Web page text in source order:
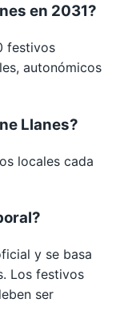
en 2031?
festivos
autonómicos
Llanes?
locales cada
y se basa
Los festivos
ser